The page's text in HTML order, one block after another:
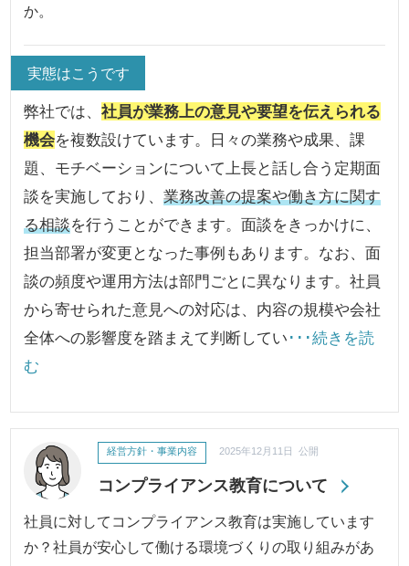
か。
実態はこうです
弊社では、社員が業務上の意見や要望を伝えられる
機会を複数設けています。日々の業務や成果、課
題、モチベーションについて上長と話し合う定期面
談を実施しており、業務改善の提案や働き方に関す
る相談を行うことができます。面談をきっかけに、
担当部署が変更となった事例もあります。なお、面
談の頻度や運用方法は部門ごとに異なります。社員
から寄せられた意見への対応は、内容の規模や会社
全体への影響度を踏まえて判断してい ･･･続きを読
む
コンプライアンス教育について
経営方針・事業内容 2025年12月11日 公開
社員に対してコンプライアンス教育は実施しています
か？社員が安心して働ける環境づくりの取り組みがあ